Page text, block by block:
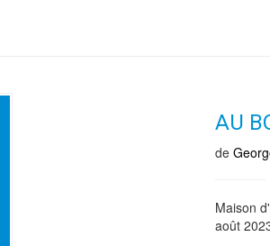
AU
de
Maison
août